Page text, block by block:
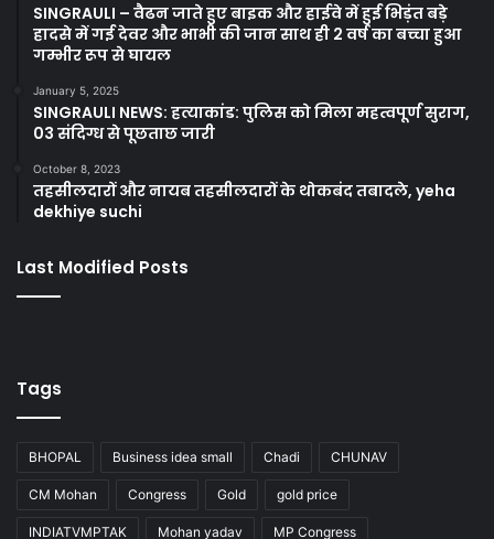
SINGRAULI – वैढन जाते हुए बाइक और हाईवे में हुई भिड़ंत बड़े
हादसे में गई देवर और भाभी की जान साथ ही 2 वर्ष का बच्चा हुआ
गम्भीर रूप से घायल
January 5, 2025
SINGRAULI NEWS: हत्याकांड: पुलिस को मिला महत्वपूर्ण सुराग,
03 संदिग्ध से पूछताछ जारी
October 8, 2023
तहसीलदारों और नायब तहसीलदारों के थोकबंद तबादले, yeha
dekhiye suchi
Last Modified Posts
Tags
BHOPAL Business idea small Chadi CHUNAV
CM Mohan Congress Gold gold price
INDIATVMPTAK Mohan yadav MP Congress